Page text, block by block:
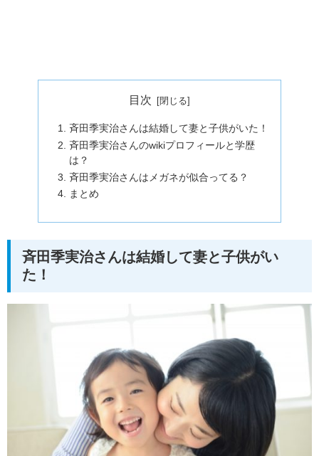
目次
斉田季実治さんは結婚して妻と子供がいた！
斉田季実治さんのwikiプロフィールと学歴
は？
斉田季実治さんはメガネが似合ってる？
まとめ
斉田季実治さんは結婚して妻と子供がい
た！